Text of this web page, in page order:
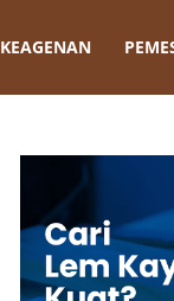
KEAGENAN